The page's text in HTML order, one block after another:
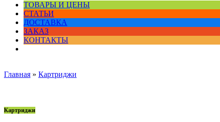
ТОВАРЫ И ЦЕНЫ
СТАТЬИ
ДОСТАВКА
ЗАКАЗ
КОНТАКТЫ
Главная » Картриджи
Картриджи